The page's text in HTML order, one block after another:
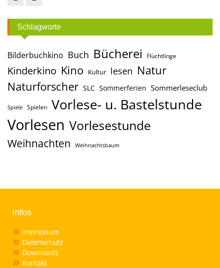
Schlagworte
Bilderbuchkino Buch Bücherei Flüchtlinge
Kinderkino Kino Kultur lesen Natur
Naturforscher SLC Sommerferien Sommerleseclub
Spiele Spielen Vorlese- u. Bastelstunde
Vorlesen Vorlesestunde
Weihnachten Weihnachtsbaum
Infos
Impressum
Datenschutz
Downloads
Kontakt